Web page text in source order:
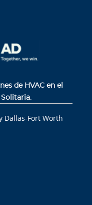
de HVAC en el
Dallas-Fort Worth